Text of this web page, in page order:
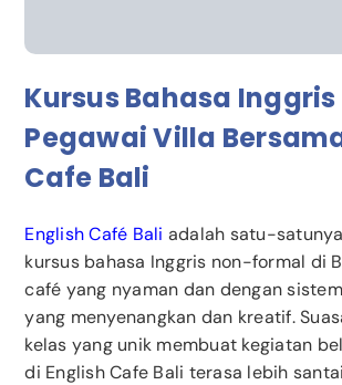
Kursus Bahasa
Pegawai Villa
Cafe Bali
English Café Bali adalah satu-
kursus bahasa Inggris non-formal di
café yang nyaman dan dengan
yang menyenangkan dan kreatif.
kelas yang unik membuat kegiatan
di English Cafe Bali terasa lebih